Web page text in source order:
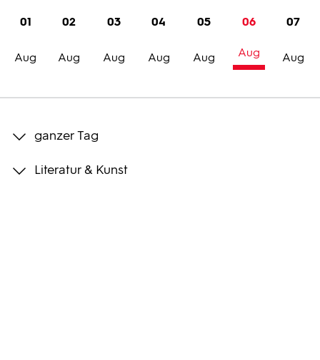
Trailer
Bilder
01
Aug
02
Aug
03
Aug
04
Aug
05
Aug
06
Aug
07
Aug
ganzer Tag
Literatur & Kunst